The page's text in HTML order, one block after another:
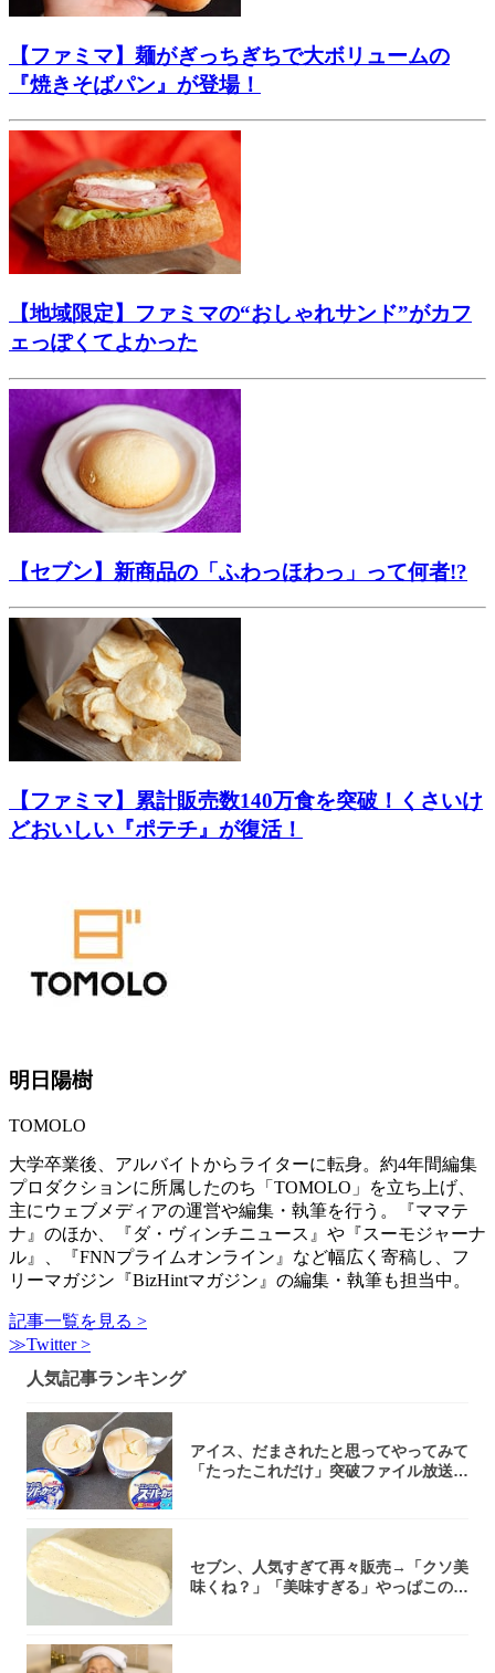
【ファミマ】麺がぎっちぎちで大ボリュームの
『焼きそばパン』が登場！
【地域限定】ファミマの“おしゃれサンド”がカフ
ェっぽくてよかった
【セブン】新商品の「ふわっほわっ」って何者!?
【ファミマ】累計販売数140万食を突破！くさいけ
どおいしい『ポテチ』が復活！
明日陽樹
TOMOLO
大学卒業後、アルバイトからライターに転身。約4年間編集
プロダクションに所属したのち「TOMOLO」を立ち上げ、
主にウェブメディアの運営や編集・執筆を行う。『ママテ
ナ』のほか、『ダ・ヴィンチニュース』や『スーモジャーナ
ル』、『FNNプライムオンライン』など幅広く寄稿し、フ
リーマガジン『BizHintマガジン』の編集・執筆も担当中。
記事一覧を見る >
≫Twitter >
人気記事ランキング
アイス、だまされたと思ってやってみて
「たったこれだけ」突破ファイル放送で
セブン、人気すぎて再々販売→「クソ美
味くね？」「美味すぎる」やっぱこのク